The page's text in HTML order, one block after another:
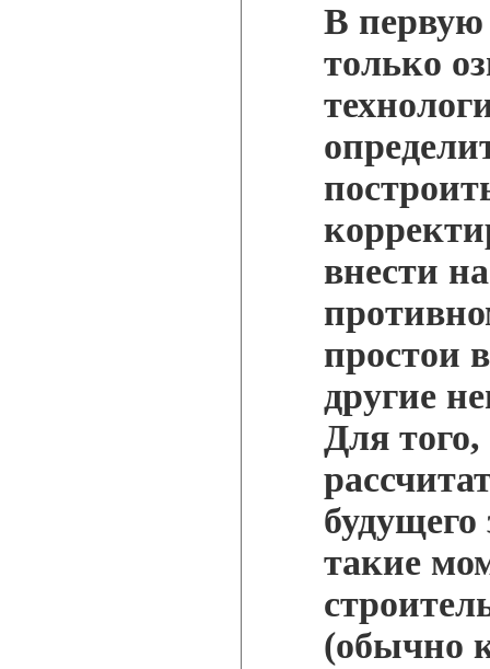
В первую
только
внести
простои
другие
Для
такие
(обычно